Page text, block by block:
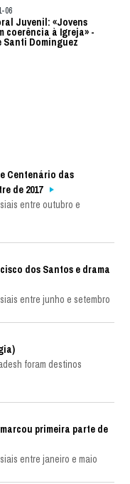
06
Juvenil: «Jovens
coerência à Igreja» -
Santi Dominguez
Centenário das
de 2017
entre outubro e
dos Santos e drama
entre junho e setembro
foram destinos
primeira parte de
entre janeiro e maio